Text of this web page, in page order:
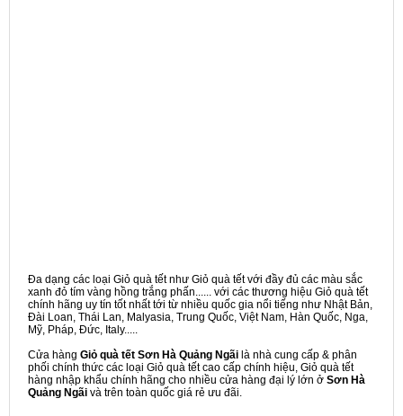
Đa dạng các loại Giỏ quà tết như Giỏ quà tết với đầy đủ các màu sắc
xanh đỏ tím vàng hồng trắng phấn...... với các thương hiệu Giỏ quà tết
chính hãng uy tín tốt nhất tới từ nhiều quốc gia nổi tiếng như Nhật Bản,
Đài Loan, Thái Lan, Malyasia, Trung Quốc, Việt Nam, Hàn Quốc, Nga,
Mỹ, Pháp, Đức, Italy.....
Cửa hàng Giỏ quà tết Sơn Hà Quảng Ngãi là nhà cung cấp & phân
phối chính thức các loại Giỏ quà tết cao cấp chính hiệu, Giỏ quà tết
hàng nhập khẩu chính hãng cho nhiều cửa hàng đại lý lớn ở Sơn Hà
Quảng Ngãi và trên toàn quốc giá rẻ ưu đãi.